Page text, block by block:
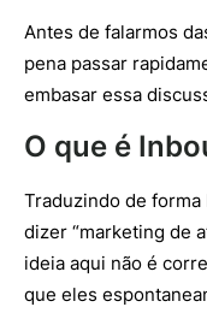
Antes de falarmos
pena passar
embasar essa
O que é
Traduzindo de forma
dizer “marketing de
ideia aqui não é
que eles